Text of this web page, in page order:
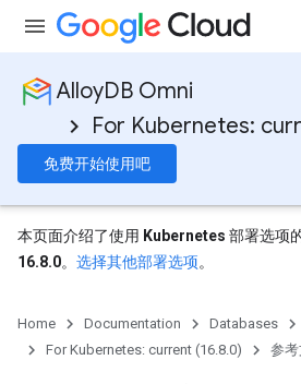
AlloyDB Omni
For Kubernetes:
免费开始使用吧
本页面介绍了使用 Kubernetes 部署选项
16.8.0。 选择其他部署选项。
Home Documentation Databases
For Kubernetes: current (16.8.0)
参